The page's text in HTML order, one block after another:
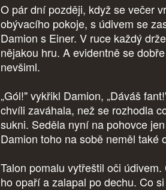
O pár dní později, když se večer
obývacího pokoje, s údivem se
Damion s Einer. V ruce každý
nějakou hru. A evidentně se
nevšiml.
„Gól!" vykřikl Damion, „Dáváš
chvíli zaváhala, než se rozhodla
sukni. Seděla nyní na pohovce
Damion toho na sobě neměl také
Talon pomalu vytřeštil oči
ho opaří a zalapal po dechu. Co